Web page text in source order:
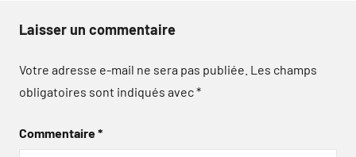
Laisser un commentaire
Votre adresse e-mail ne sera pas publiée. Les champs
obligatoires sont indiqués avec*
Commentaire*